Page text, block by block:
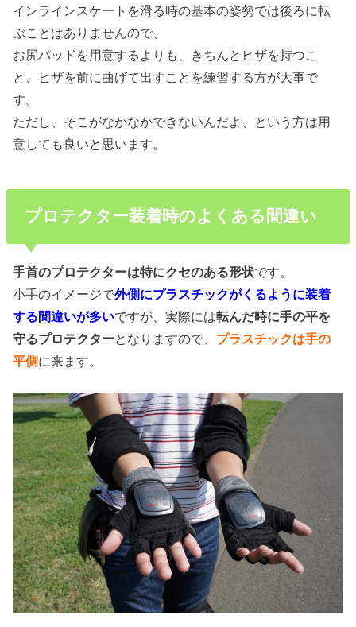
インラインスケートを滑る時の基本の姿勢では後ろに転
ぶことはありませんので、
お尻パッドを用意するよりも、きちんとヒザを持つこ
と、ヒザを前に曲げて出すことを練習する方が大事で
す。
ただし、そこがなかなかできないんだよ、という方は用
意しても良いと思います。
プロテクター装着時のよくある間違い
手首のプロテクターは特にクセのある形状です。
小手のイメージで外側にプラスチックがくるように装着
する間違いが多いですが、実際には転んだ時に手の平を
守るプロテクターとなりますので、 プラスチックは手の
平側に来ます。